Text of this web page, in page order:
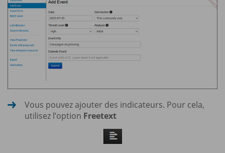
Vous pouvez ajouter des indicateurs. Pour cela,
utilisez l’option Freetext